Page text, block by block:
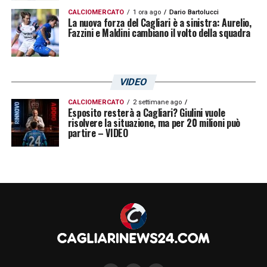
dovesse essere completato c’è il serio
rischio che lo stadio Gigi Riva possa perdere
questo treno. Ad oggi, ancora tanto silenzio
LA PLAYLIST DELLE NOSTRE TOP NEWS
CALCIOMERCATO 1 ora ago Dario Bartolucci
La nuova forza del Cagliari è a sinistra: Aurelio,
Fazzini e Maldini cambiano il volto della squadra
VIDEO
CALCIOMERCATO 2 settimane ago
Esposito resterà a Cagliari? Giulini vuole
risolvere la situazione, ma per 20 milioni può
partire – VIDEO